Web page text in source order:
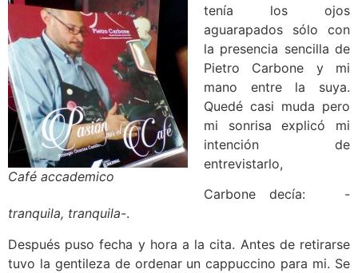
Café accademico
tenía los ojos
aguarapados sólo con
la presencia sencilla de
Pietro Carbone y mi
mano entre la suya.
Quedé casi muda pero
mi sonrisa explicó mi
intención de
entrevistarlo,
Carbone decía: -
tranquila, tranquila-.
Después puso fecha y hora a la cita. Antes de retirarse
tuvo la gentileza de ordenar un cappuccino para mi. Se